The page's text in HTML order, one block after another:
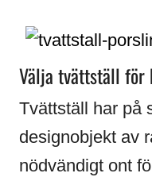
Välja tvättställ för
Tvättställ har på
designobjekt av
nödvändigt ont